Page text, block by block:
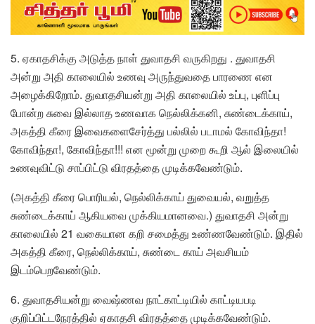
5. ஏகாதசிக்கு அடுத்த நாள் துவாதசி வருகிறது . துவாதசி
அன்று அதி காலையில் உணவு அருந்துவதை பாரணை என
அழைக்கிறோம். துவாதசியன்று அதி காலையில் உப்பு, புளிப்பு
போன்ற சுவை இல்லாத உணவாக நெல்லிக்கனி, சுண்டைக்காய்,
அகத்தி கீரை இவைகளைசேர்த்து பல்லில் படாமல் கோவிந்தா!
கோவிந்தா!, கோவிந்தா!!! என மூன்று முறை கூறி ஆல் இலையில்
உணவுவிட்டு சாப்பிட்டு விரதத்தை முடிக்கவேண்டும்.
(அகத்தி கீரை பொரியல், நெல்லிக்காய் துவையல், வறுத்த
சுண்டைக்காய் ஆகியவை முக்கியமானவை.) துவாதசி அன்று
காலையில் 21 வகையான கறி சமைத்து உண்ணவேண்டும். இதில்
அகத்தி கீரை, நெல்லிக்காய், சுண்டை காய் அவசியம்
இடம்பெறவேண்டும்.
6. துவாதசியன்று வைஷ்ணவ நாட்காட்டியில் காட்டியபடி
குறிப்பிட்டநேரத்தில் ஏகாதசி விரதத்தை முடிக்கவேண்டும்.